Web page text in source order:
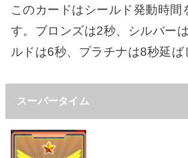
このカードはシールド発動時間
す。ブロンズは2秒、シルバー
ルドは6秒、プラチナは8秒延ば
スーパータイム